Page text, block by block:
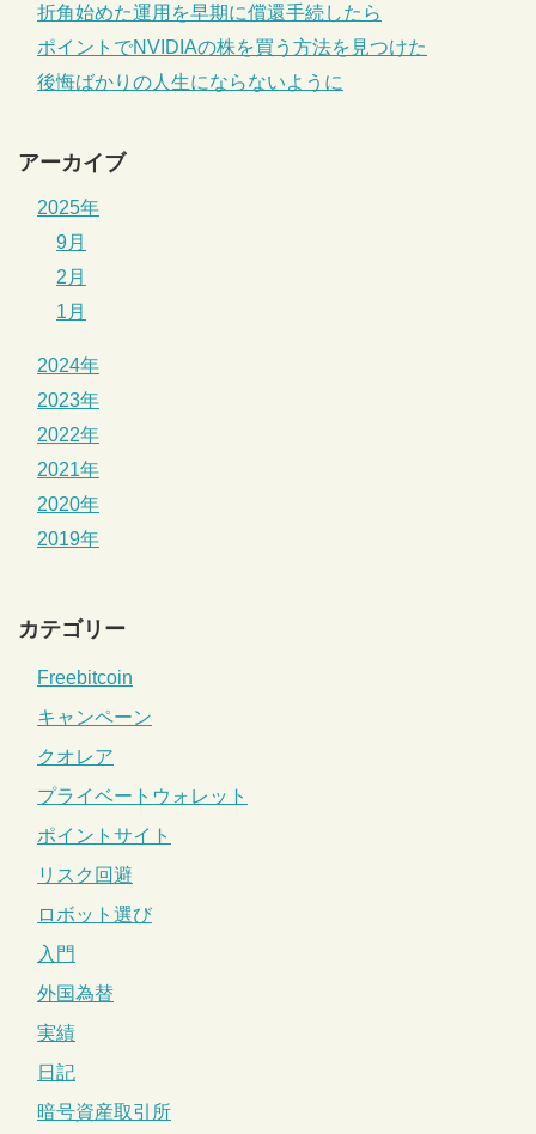
折角始めた運用を早期に償還手続したら
ポイントでNVIDIAの株を買う方法を見つけた
後悔ばかりの人生にならないように
アーカイブ
2025年
9月
2月
1月
2024年
2023年
2022年
2021年
2020年
2019年
カテゴリー
Freebitcoin
キャンペーン
クオレア
プライベートウォレット
ポイントサイト
リスク回避
ロボット選び
入門
外国為替
実績
日記
暗号資産取引所